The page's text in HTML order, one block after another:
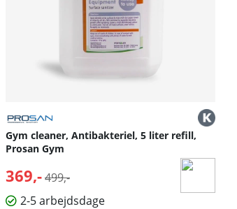
Gym cleaner, Antibakteriel, 5 liter refill,
Prosan Gym
369,- Normalpris:
499,-
2-5 arbejdsdage